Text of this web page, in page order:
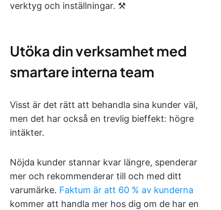
verktyg och inställningar. ⚒️
Utöka din verksamhet med
smartare interna team
Visst är det rätt att behandla sina kunder väl,
men det har också en trevlig bieffekt: högre
intäkter.
Nöjda kunder stannar kvar längre, spenderar
mer och rekommenderar till och med ditt
varumärke. Faktum är att 60 % av kunderna
kommer att handla mer hos dig om de har en